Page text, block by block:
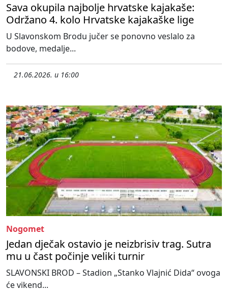
Sava okupila najbolje hrvatske kajakaše:
Održano 4. kolo Hrvatske kajakaške lige
U Slavonskom Brodu jučer se ponovno veslalo za
bodove, medalje...
21.06.2026. u 16:00
Nogomet
Jedan dječak ostavio je neizbrisiv trag. Sutra
mu u čast počinje veliki turnir
SLAVONSKI BROD – Stadion „Stanko Vlajnić Dida“ ovoga
će vikend...